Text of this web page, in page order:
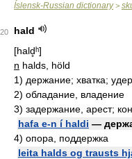
Íslensk-Russian dictionary>
20
hald
[hald̥ʰ]
n halds, höld
1) держание; хватка;
2) обладание, владение
3) задержание, арест;
hafa e-n í haldi —
4) опора, поддержка
leita halds og trausts